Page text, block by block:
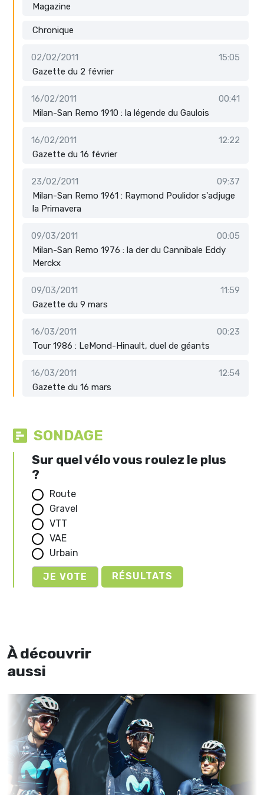
Magazine
Chronique
02/02/2011
15:05
Gazette du 2 février
16/02/2011
00:41
Milan-San Remo 1910 : la légende du Gaulois
16/02/2011
12:22
Gazette du 16 février
23/02/2011
09:37
Milan-San Remo 1961 : Raymond Poulidor s'adjuge
la Primavera
09/03/2011
00:05
Milan-San Remo 1976 : la der du Cannibale Eddy
Merckx
09/03/2011
11:59
Gazette du 9 mars
16/03/2011
00:23
Tour 1986 : LeMond-Hinault, duel de géants
16/03/2011
12:54
Gazette du 16 mars
SONDAGE
Sur quel vélo vous roulez le plus
?
Route
Gravel
VTT
VAE
Urbain
RÉSULTATS
À découvrir
aussi